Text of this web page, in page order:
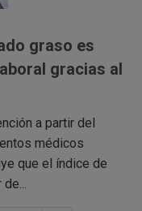
graso es
gracias al
a partir del
médicos
que el índice de